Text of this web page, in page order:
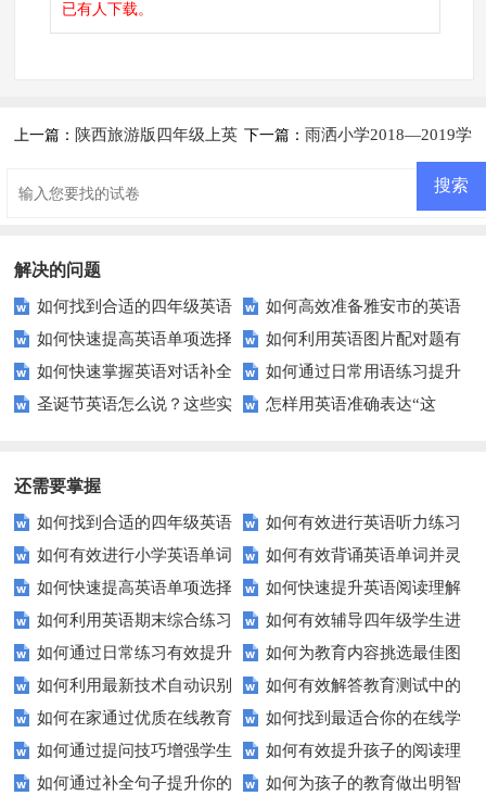
已有人下载。
上一篇： 陕西旅游版四年级上英 下一篇： 雨洒小学2018—2019学
解决的问题
如何找到合适的四年级英语
期末试卷进行复习？
如何高效准备雅安市的英语
考试？这里有你需要的所有信
息！
如何快速提高英语单项选择
题的得分？
如何利用英语图片配对题有
效提升学生词汇量？
如何快速掌握英语对话补全
题的答题技巧？
如何通过日常用语练习提升
英语交流能力？
圣诞节英语怎么说？这些实
怎样用英语准确表达“这
还需要掌握
如何找到合适的四年级英语
期末测试卷来提高孩子的成绩？
如何有效进行英语听力练习
以快速提升？
如何有效进行小学英语单词
与短语的默写练习？家长和老师
必看！
如何有效背诵英语单词并灵
活运用？
如何快速提高英语单项选择
题的得分？
如何快速提升英语阅读理解
能力？这些技巧你必须知道！
如何利用英语期末综合练习
卷高效备考？
如何有效辅导四年级学生进
行英语学习？这里有你需要的所
有资源！
如何通过日常练习有效提升
英语听力？
如何为教育内容挑选最佳图
片？这些建议让你的文章脱颖而
出！
如何利用最新技术自动识别
图片内容？
如何有效解答教育测试中的
排序题？[疑问式标题]
如何在家通过优质在线教育
资源提升自我？
如何找到最适合你的在线学
习平台？这里有你需要知道的一
切！
如何通过提问技巧增强学生
的课堂互动？
如何有效提升孩子的阅读理
解能力？这里有秘诀！
如何通过补全句子提升你的
如何为孩子的教育做出明智